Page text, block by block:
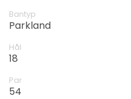
Bantyp
Parkland
Hål
18
Par
54